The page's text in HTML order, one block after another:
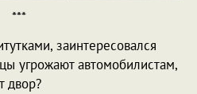
***
заинтересовался
угрожают автомобилистам,
двор?